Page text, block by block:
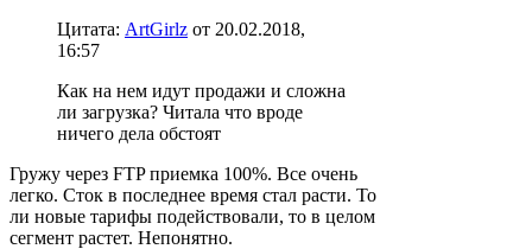
Цитата: ArtGirlz от 20.02.2018,
16:57
Как на нем идут продажи и сложна
ли загрузка? Читала что вроде
ничего дела обстоят
Гружу через FTP приемка 100%. Все очень
легко. Сток в последнее время стал расти. То
ли новые тарифы подействовали, то в целом
сегмент растет. Непонятно.